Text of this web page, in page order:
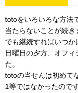
totoをいろいろな方法
当たらないことが続き
でも継続すればいつか
日曜日の夕方、オフ
た。
totoの当せんは初めて
1等ではなかったので